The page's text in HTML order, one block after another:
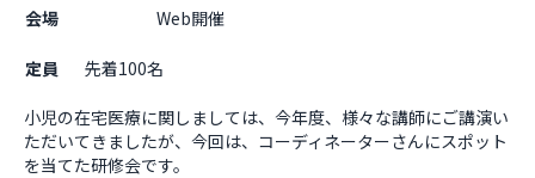
会場
定員 先着100名
小児の在宅医療に関しましては、今年度、様々な講師にご講演い
ただいてきましたが、今回は、コーディネーターさんにスポット
を当てた研修会です。